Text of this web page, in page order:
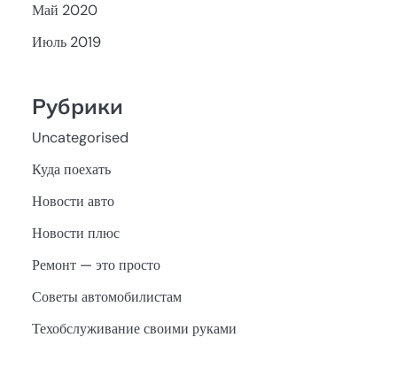
Май 2020
Июль 2019
Рубрики
Uncategorised
Куда поехать
Новости авто
Новости плюс
Ремонт — это просто
Советы автомобилистам
Техобслуживание своими руками